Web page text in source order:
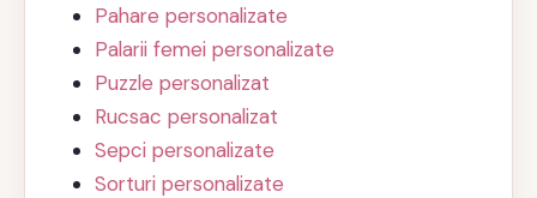
Pahare personalizate
Palarii femei personalizate
Puzzle personalizat
Rucsac personalizat
Sepci personalizate
Sorturi personalizate